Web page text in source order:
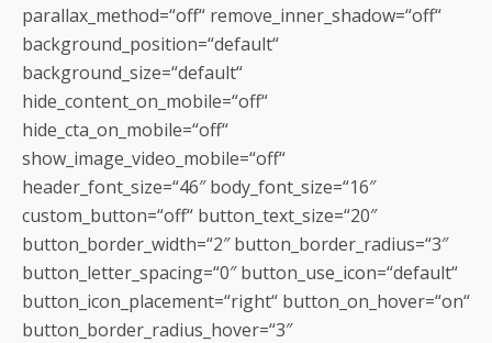
parallax_method=“off“ remove_inner_shadow=“off“
background_position=“default“
background_size=“default“
hide_content_on_mobile=“off“
hide_cta_on_mobile=“off“
show_image_video_mobile=“off“
header_font_size=“46″ body_font_size=“16″
custom_button=“off“ button_text_size=“20″
button_border_width=“2″ button_border_radius=“3″
button_letter_spacing=“0″ button_use_icon=“default“
button_icon_placement=“right“ button_on_hover=“on“
button_border_radius_hover=“3″